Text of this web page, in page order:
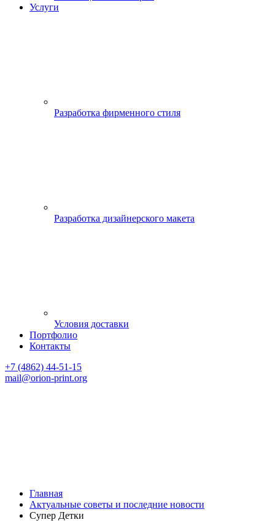
Услуги
Разработка фирменного стиля
Разработка дизайнерского макета
Условия доставки
Портфолио
Контакты
+7 (4862) 44-51-15
mail@orion-print.org
Главная
Актуальные советы и последние новости
Супер Детки